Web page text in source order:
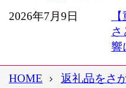
2026年7月9日
さ
響
HOME 返礼品をさ